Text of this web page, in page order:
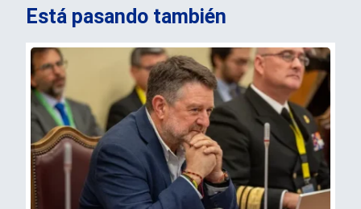
Está pasando también